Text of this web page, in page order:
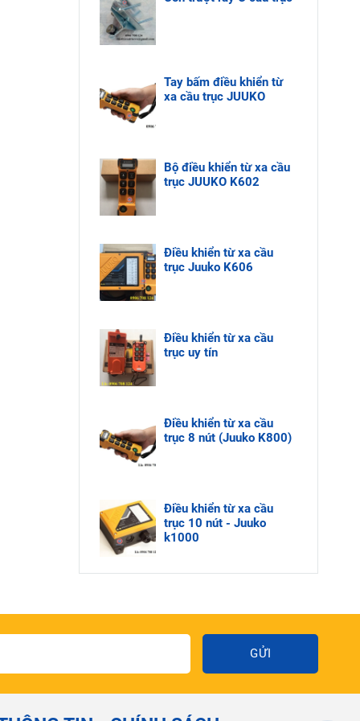
Tay bấm điều khiển từ
xa cầu trục JUUKO
Bộ điều khiển từ xa cầu
trục JUUKO K602
Điều khiển từ xa cầu
trục Juuko K606
Điều khiển từ xa cầu
trục uy tín
Điều khiển từ xa cầu
trục 8 nút (Juuko K800)
Điều khiển từ xa cầu
trục 10 nút - Juuko
k1000
GỬI